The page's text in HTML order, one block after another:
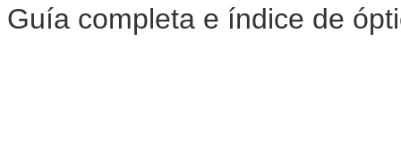
Guía completa e índice de